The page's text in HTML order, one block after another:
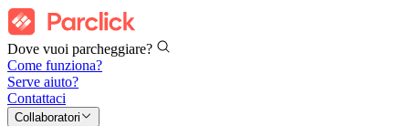
Dove vuoi parcheggiare?
Come funziona?
Serve aiuto?
Contattaci
Collaboratori